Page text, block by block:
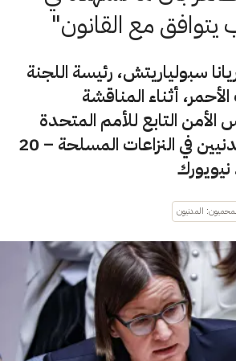
مع القانون"
سبولياريتش، رئيسة اللجنة
أثناء المناقشة
التابع للأمم المتحدة
بشأن حماية المدنيين في النزاعات المسلحة – 20
المدنيون